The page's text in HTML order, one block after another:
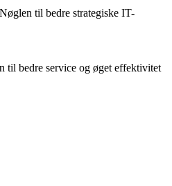
til bedre strategiske IT-
til bedre service og øget effektivitet